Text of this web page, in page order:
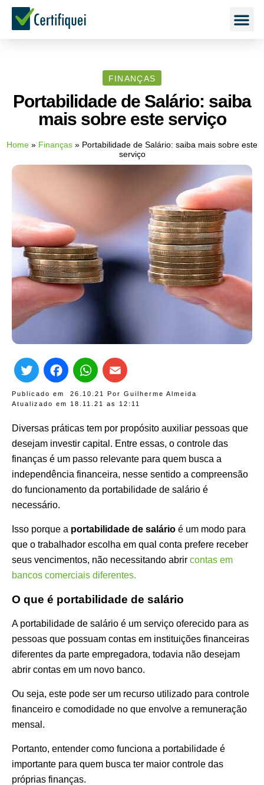
FINANÇAS
Portabilidade de Salário: saiba
mais sobre este serviço
Home » Finanças » Portabilidade de Salário: saiba mais sobre este
serviço
Publicado em 26.10.21 Por Guilherme Almeida
Atualizado em 18.11.21 as 12:11
TwitterFacebook
WhatsApp
Diversas práticas tem por propósito auxiliar pessoas que
desejam investir capital. Entre essas, o controle das
finanças é um passo relevante para quem busca a
independência financeira, nesse sentido a compreensão
do funcionamento da portabilidade de salário é
necessário.
Isso porque a portabilidade de salário é um modo para
que o trabalhador escolha em qual conta prefere receber
seus vencimentos, não necessitando abrir contas em
bancos comerciais diferentes.
O que é portabilidade de salário
A portabilidade de salário é um serviço oferecido para as
pessoas que possuam contas em instituições financeiras
diferentes da parte empregadora, todavia não desejam
abrir contas em um novo banco.
Ou seja, este pode ser um recurso utilizado para controle
financeiro e comodidade no que envolve a remuneração
mensal.
Portanto, entender como funciona a portabilidade é
importante para quem busca ter maior controle das
próprias finanças.